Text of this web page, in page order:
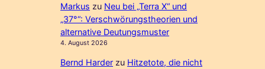
Markus zu Neu bei „Terra X“ und
„37°“: Verschwörungstheorien und
alternative Deutungsmuster
4. August 2026
Bernd Harder zu Hitzetote, die nicht